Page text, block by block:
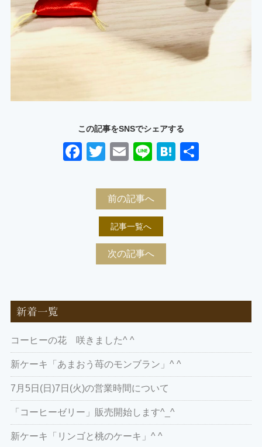
この記事をSNSでシェアする
Facebook
TwitterEmailLineHatena
前の記事へ
記事一覧へ
次の記事へ
新着一覧
コーヒーの花 咲きました^ ^
新ケーキ「あまおう苺のモンブラン」^ ^
7月5日(日)7日(火)の営業時間について
「コーヒーゼリー」販売開始します^_^
新ケーキ「リンゴと桃のケーキ」^ ^